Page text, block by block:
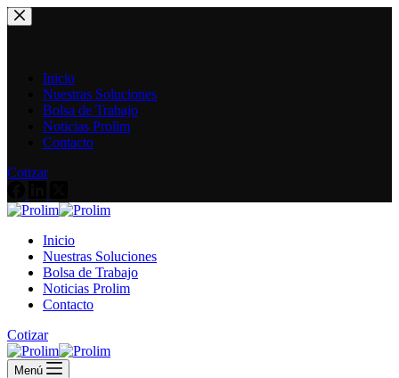
Saltar
al
Inicio
Nuestras Soluciones
Bolsa de Trabajo
Noticias Prolim
Contacto
Cotizar
Inicio
Nuestras Soluciones
Bolsa de Trabajo
Noticias Prolim
Contacto
Cotizar
Menú